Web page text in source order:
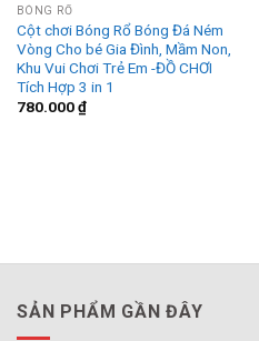
BÓNG RỔ
Cột chơi Bóng Rổ Bóng Đá Ném
Vòng Cho bé Gia Đình, Mầm Non,
Khu Vui Chơi Trẻ Em -ĐỒ CHƠI
Tích Hợp 3 in 1
780.000₫
SẢN PHẨM GẦN ĐÂY